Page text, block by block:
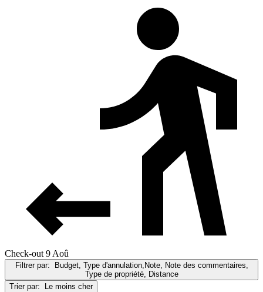
Check-out 9 Aoû
Filtrer par:
Budget, Type d'annulation,Note, Note des commentaires,
Type de propriété, Distance
Trier par:
Le moins cher